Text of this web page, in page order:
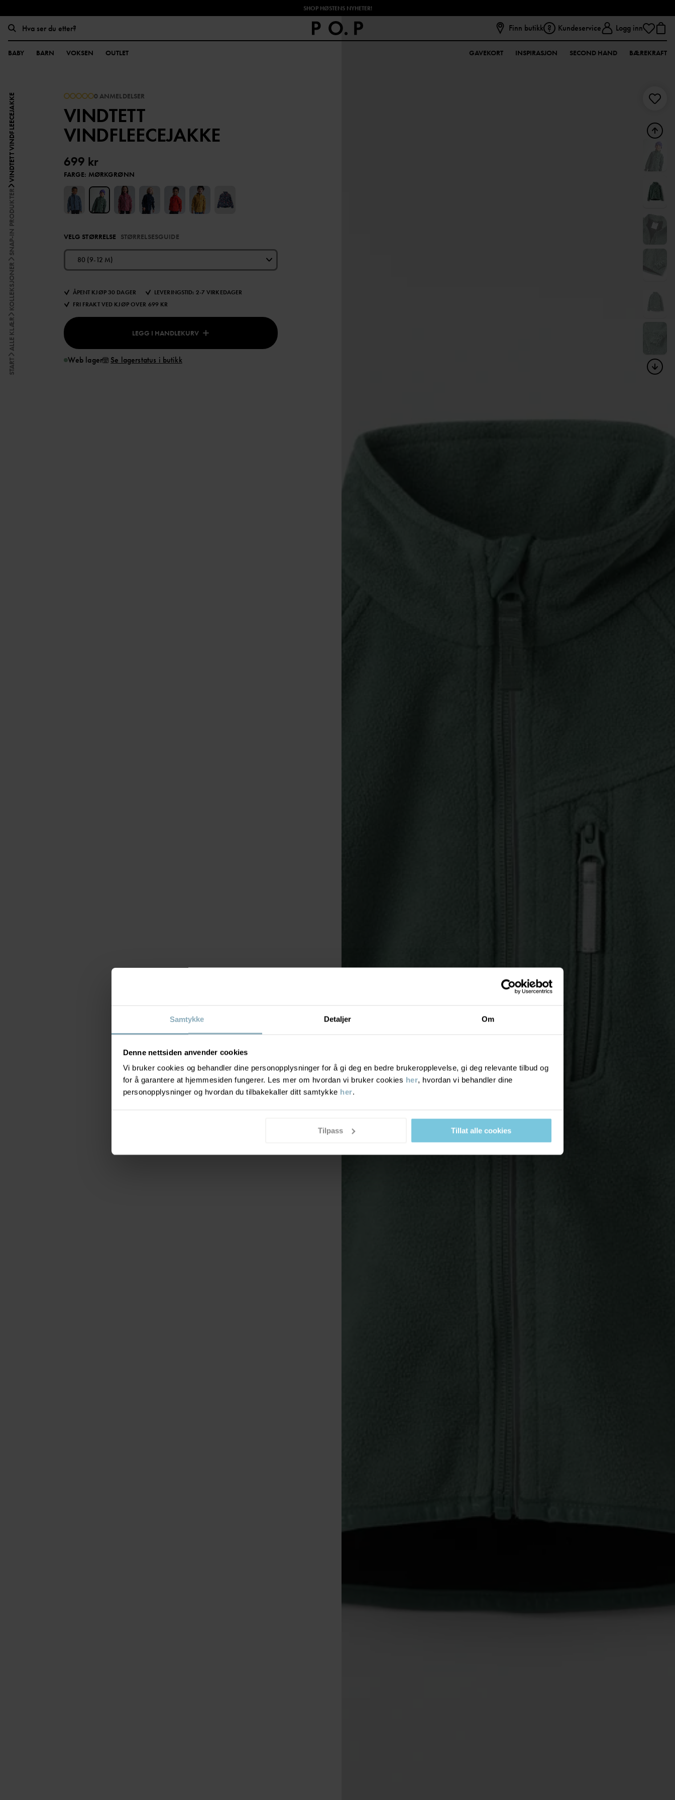
Samtykke Detaljer Om
Denne nettsiden anvender cookies
Vi bruker cookies og behandler dine personopplysninger for å gi deg en bedre brukeropplevelse, gi deg relevante tilbud og
for å garantere at hjemmesiden fungerer. Les mer om hvordan vi bruker cookies her, hvordan vi behandler dine
personopplysninger og hvordan du tilbakekaller ditt samtykke her.
Tilpass Tillat alle cookies
SHOP HØSTENS NYHETER!
Finn butikk Kundeservice Logg inn
BABY BARN VOKSEN OUTLET GAVEKORT INSPIRASJON SECOND HAND BÆREKRAFT
START
ALLE KLÆR
KOLLEKSJONER
SNAP-IN PRODUKTER
VINDTETT VINDFLEECEJAKKE 0 ANMELDELSER
VINDTETT
VINDFLEECEJAKKE
699 kr
FARGE: MØRKGRØNN
VELG STØRRELSE STØRRELSESGUIDE
80 (9-12 M)
ÅPENT KJØP 30 DAGER
LEVERINGSTID: 2-7 VIRKEDAGER
FRI FRAKT VED KJØP OVER 699 KR
LEGG I HANDLEKURV
Web lager Se lagerstatus i butikk